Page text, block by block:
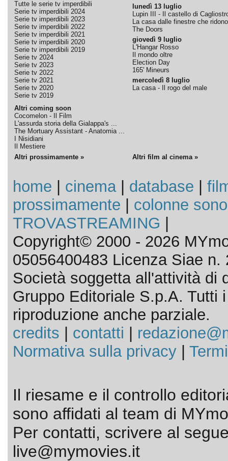
Tutte le serie tv imperdibili
Serie tv imperdibili 2024
Serie tv imperdibili 2023
Serie tv imperdibili 2022
Serie tv imperdibili 2021
Serie tv imperdibili 2020
Serie tv imperdibili 2019
Serie tv 2024
Serie tv 2023
Serie tv 2022
Serie tv 2021
Serie tv 2020
Serie tv 2019
Altri coming soon
Cocomelon - Il Film
L'assurda storia della Gialappa's ...
The Mortuary Assistant - Anatomia ...
I Nisidiani
Il Mestiere
lunedì 13 luglio
Lupin III - Il castello di
La casa dalle finestre che ridono
The Doors
giovedì 9 luglio
L'Hangar Rosso
Il mondo oltre
Election Day
165' Mineurs
mercoledì 8 luglio
La casa - Il rogo del male
Altri prossimamente » Altri film al cinema »
home cinema| database
prossimamente
colonne
TROVASTREAMING
Copyright© 2000 - 2026
05056400483 Licenza Siae n.
Società soggetta all'attività di
Gruppo Editoriale S.p.A. Tutti
riproduzione anche parziale.
credits
contatti
Normativa sulla privacy|
Il riesame e il controllo
sono affidati al team di
Per contatti, scrivere al
live@mymovies.it